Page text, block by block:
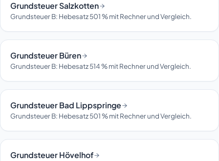
Grundsteuer Salzkotten
Grundsteuer B: Hebesatz 501 % mit Rechner und Vergleich.
Grundsteuer Büren
Grundsteuer B: Hebesatz 514 % mit Rechner und Vergleich.
Grundsteuer Bad Lippspringe
Grundsteuer B: Hebesatz 501 % mit Rechner und Vergleich.
Grundsteuer Hövelhof